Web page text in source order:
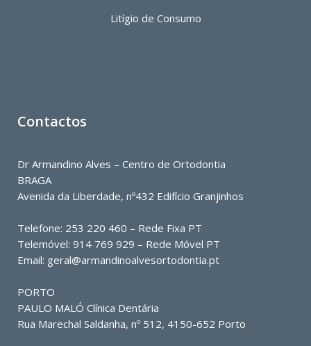
Litígio de Consumo
Contactos
Dr Armandino Alves – Centro de Ortodontia
BRAGA
Avenida da Liberdade, nº432 Edifício Granjinhos
Telefone: 253 220 460 – Rede Fixa PT
Telemóvel: 914 769 929 – Rede Móvel PT
Email: geral@armandinoalvesortodontia.pt
PORTO
PAULO MALÓ Clínica Dentária
Rua Marechal Saldanha, nº 512, 4150-652 Porto